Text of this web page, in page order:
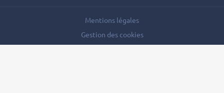
Mentions légales
Gestion des cookies